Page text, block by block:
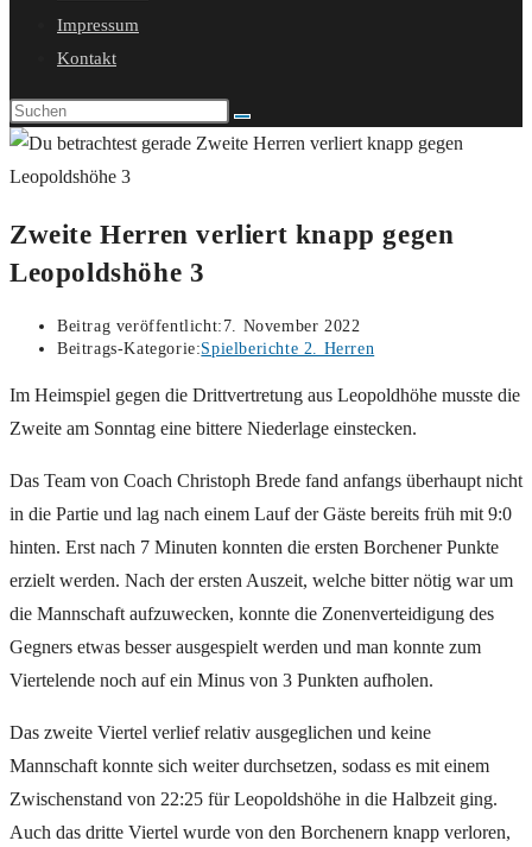
Impressum
Kontakt
Zweite Herren verliert knapp gegen
Leopoldshöhe 3
Beitrag veröffentlicht: 7. November 2022
Beitrags-Kategorie:Spielberichte 2. Herren
Im Heimspiel gegen die Drittvertretung aus Leopoldhöhe musste die
Zweite am Sonntag eine bittere Niederlage einstecken.
Das Team von Coach Christoph Brede fand anfangs überhaupt nicht
in die Partie und lag nach einem Lauf der Gäste bereits früh mit 9:0
hinten. Erst nach 7 Minuten konnten die ersten Borchener Punkte
erzielt werden. Nach der ersten Auszeit, welche bitter nötig war um
die Mannschaft aufzuwecken, konnte die Zonenverteidigung des
Gegners etwas besser ausgespielt werden und man konnte zum
Viertelende noch auf ein Minus von 3 Punkten aufholen.
Das zweite Viertel verlief relativ ausgeglichen und keine
Mannschaft konnte sich weiter durchsetzen, sodass es mit einem
Zwischenstand von 22:25 für Leopoldshöhe in die Halbzeit ging.
Auch das dritte Viertel wurde von den Borchenern knapp verloren,